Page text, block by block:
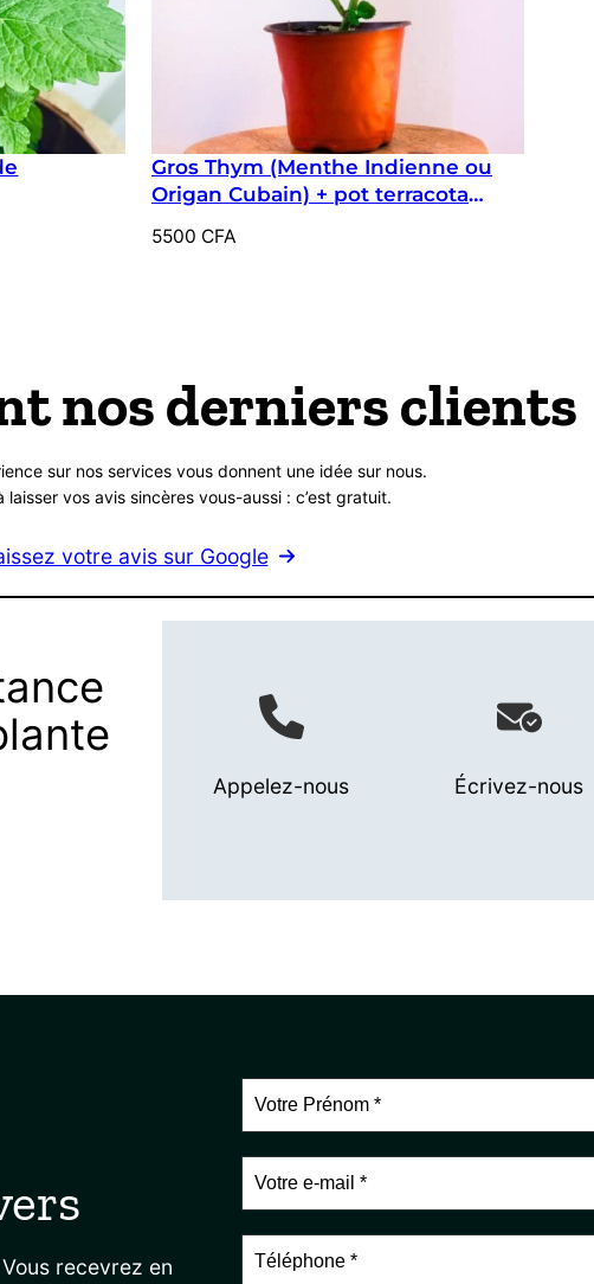
Gros Thym (Menthe Indienne ou
Origan Cubain) + pot terracota
5500 CFA
nos derniers clients
sur nos services vous donnent une idée sur nous.
laisser vos avis sincères vous-aussi : c’est gratuit.
votre avis sur Google
Appelez-nous Écrivez-nous
recevrez en